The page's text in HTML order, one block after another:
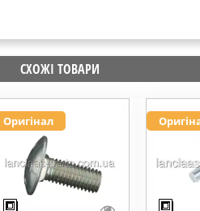
СХОЖІ ТОВАРИ
Оригінал